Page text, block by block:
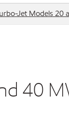
Jet Models 20
40